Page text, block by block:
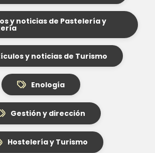
y noticias de Pastelería y
y noticias de Turismo
Enología
Gestión y dirección
Hostelería y Turismo